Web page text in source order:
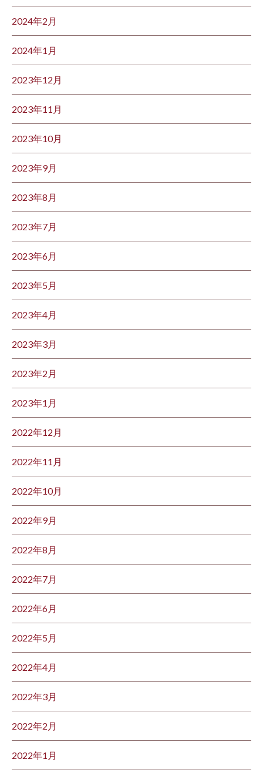
2024年2月
2024年1月
2023年12月
2023年11月
2023年10月
2023年9月
2023年8月
2023年7月
2023年6月
2023年5月
2023年4月
2023年3月
2023年2月
2023年1月
2022年12月
2022年11月
2022年10月
2022年9月
2022年8月
2022年7月
2022年6月
2022年5月
2022年4月
2022年3月
2022年2月
2022年1月